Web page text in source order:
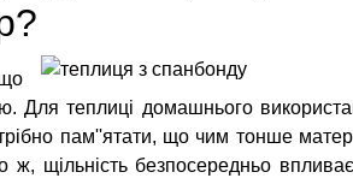
Для теплиці домашнього
пам''ятати, що чим тонше
ж, щільність безпосередньо